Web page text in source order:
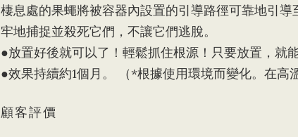
棲息處的果蠅將被容器內設置的引導路徑可靠地引
牢地捕捉並殺死它們，不讓它們逃脫。
●放置好後就可以了！輕鬆抓住根源！只要放置，就
●效果持續約1個月。 （*根據使用環境而變化。在高
顧客評價